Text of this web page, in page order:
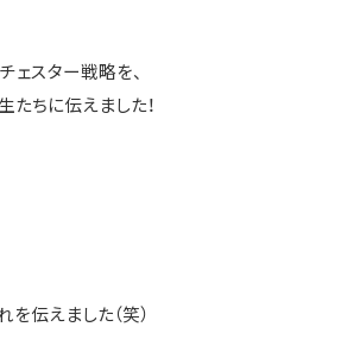
ェスター戦略を、
ちに伝えました！
伝えました（笑）